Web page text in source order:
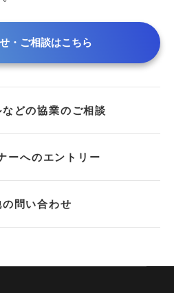
・ご相談はこちら
どの協業のご相談
ーへのエントリー
の問い合わせ